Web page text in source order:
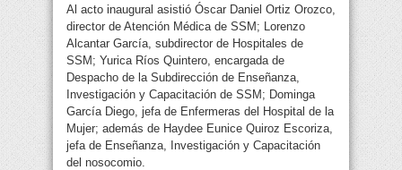
Al acto inaugural asistió Óscar Daniel Ortiz Orozco,
director de Atención Médica de SSM; Lorenzo
Alcantar García, subdirector de Hospitales de
SSM; Yurica Ríos Quintero, encargada de
Despacho de la Subdirección de Enseñanza,
Investigación y Capacitación de SSM; Dominga
García Diego, jefa de Enfermeras del Hospital de la
Mujer; además de Haydee Eunice Quiroz Escoriza,
jefa de Enseñanza, Investigación y Capacitación
del nosocomio.